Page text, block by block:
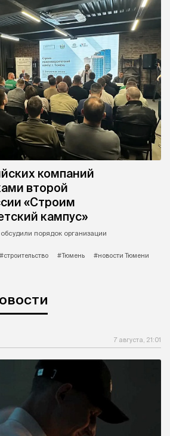
компаний
второй
«Строим
кампус»
порядок организации
#строительство #Тюмень
#новости Тюмени
7 августа, 21:01